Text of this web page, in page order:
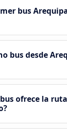
bus
bus desde
ofrece la ruta